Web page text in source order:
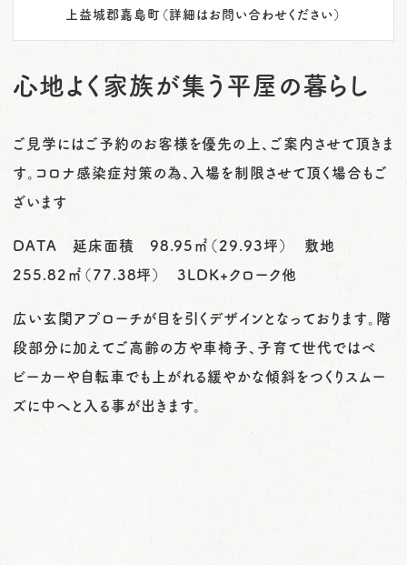
上益城郡嘉島町（詳細はお問い合わせください）
心地よく家族が集う平屋の暮らし
ご見学にはご予約のお客様を優先の上、ご案内させて頂きま
す。コロナ感染症対策の為、入場を制限させて頂く場合もご
ざいます
DATA 延床面積 98.95㎡（29.93坪） 敷地
255.82㎡（77.38坪） 3LDK+クローク他
広い玄関アプローチが目を引くデザインとなっております。階
段部分に加えてご高齢の方や車椅子、子育て世代ではベ
ビーカーや自転車でも上がれる緩やかな傾斜をつくりスムー
ズに中へと入る事が出きます。